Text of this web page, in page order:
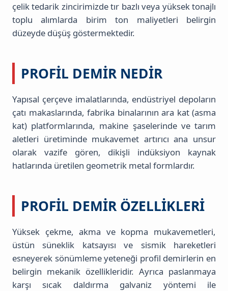
çelik tedarik zincirimizde tır bazlı veya yüksek tonajlı
toplu alımlarda birim ton maliyetleri belirgin
düzeyde düşüş göstermektedir.
PROFIL DEMIR NEDIR
Yapısal çerçeve imalatlarında, endüstriyel depoların
çatı makaslarında, fabrika binalarının ara kat (asma
kat) platformlarında, makine şaselerinde ve tarım
aletleri üretiminde mukavemet artırıcı ana unsur
olarak vazife gören, dikişli indüksiyon kaynak
hatlarında üretilen geometrik metal formlardır.
PROFIL DEMIR ÖZELLIKLERI
Yüksek çekme, akma ve kopma mukavemetleri,
üstün süneklik katsayısı ve sismik hareketleri
esneyerek sönümleme yeteneği profil demirlerin en
belirgin mekanik özellikleridir. Ayrıca paslanmaya
karşı sıcak daldırma galvaniz yöntemi ile